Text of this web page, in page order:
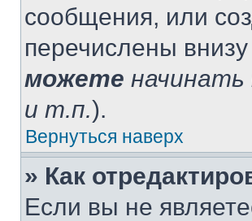
сообщения, или
перечислены
можете
и т.п.).
Вернуться наверх
» Как
Если вы не